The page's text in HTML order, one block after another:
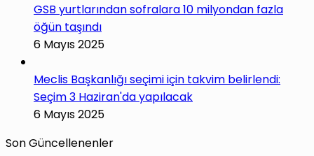
GSB yurtlarından sofralara 10 milyondan fazla
öğün taşındı
6 Mayıs 2025
Meclis Başkanlığı seçimi için takvim belirlendi:
Seçim 3 Haziran'da yapılacak
6 Mayıs 2025
Son Güncellenenler